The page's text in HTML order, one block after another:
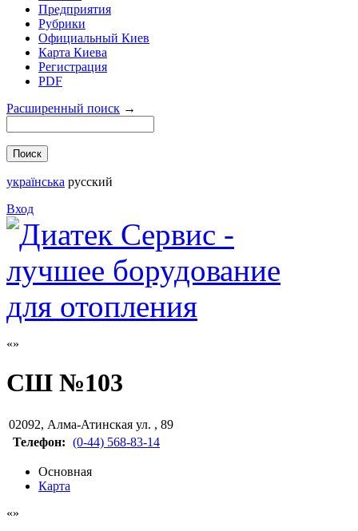
Предприятия
Рубрики
Официальный Киев
Карта Киева
Регистрация
PDF
Расширенный поиск →
українська русский
Вход
СШ №103
02092, Алма-Атинская ул. , 89
Телефон: (0-44) 568-83-14
Основная
Карта